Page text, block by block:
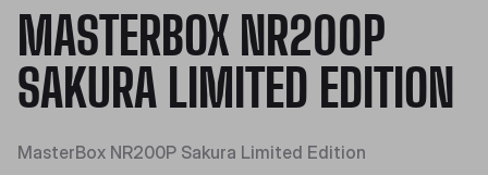
MASTERBOX NR200P
SAKURA LIMITED EDITION
MasterBox NR200P Sakura Limited Edition